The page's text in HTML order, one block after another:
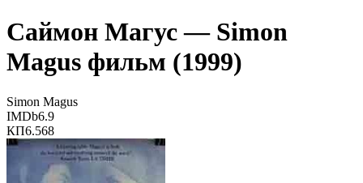
Саймон Магус — Simon
Magus фильм (1999)
Simon Magus
IMDb6.9
КП6.568